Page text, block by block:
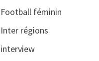
Football féminin
Inter régions
interview